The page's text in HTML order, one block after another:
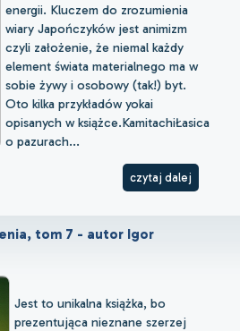
energii. Kluczem do zrozumienia
wiary Japończyków jest animizm
czyli założenie, że niemal każdy
element świata materialnego ma w
sobie żywy i osobowy (tak!) byt.
Oto kilka przykładów yokai
opisanych w książce.KamitachiŁasica
o pazurach...
czytaj dalej
tom 7 - autor Igor
Jest to unikalna książka, bo
prezentująca nieznane szerzej